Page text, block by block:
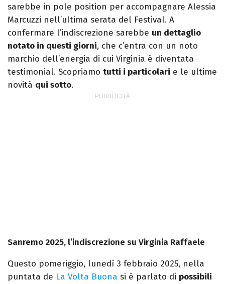
sarebbe in pole position per accompagnare Alessia
Marcuzzi nell’ultima serata del Festival. A
confermare l’indiscrezione sarebbe un dettaglio
notato in questi giorni, che c’entra con un noto
marchio dell’energia di cui Virginia è diventata
testimonial. Scopriamo tutti i particolari e le ultime
novità qui sotto.
Sanremo 2025, l’indiscrezione su Virginia Raffaele
Questo pomeriggio, lunedì 3 febbraio 2025, nella
puntata de La Volta Buona si è parlato di possibili